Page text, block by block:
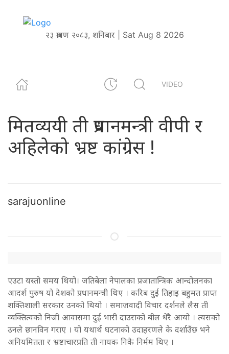
२३ श्रावण २०८३, शनिबार | Sat Aug 8 2026
VIDEO
मितव्ययी ती प्रधानमन्त्री वीपी र
अहिलेको भ्रष्ट कांग्रेस !
sarajuonline
एउटा यस्तो समय थियो। जतिबेला नेपालका प्रजातान्त्रिक आन्दोलनका
आदर्श पुरुष यो देशको प्रधानमन्त्री थिए । करिब दुई तिहाइ बहुमत प्राप्त
शक्तिशाली सरकार उनको थियो । समाजवादी विचार दर्शनले लैस ती
व्यक्तित्वको निजी आवासमा दुई भारी दाउराको बील धेरै आयो । त्यसको
उनले छानविन गराए । यो यथार्थ घटनाको उदाहरणले के दर्शाउँछ भने
अनियमितता र भ्रष्टाचारप्रति ती नायक निकै निर्मम थिए ।